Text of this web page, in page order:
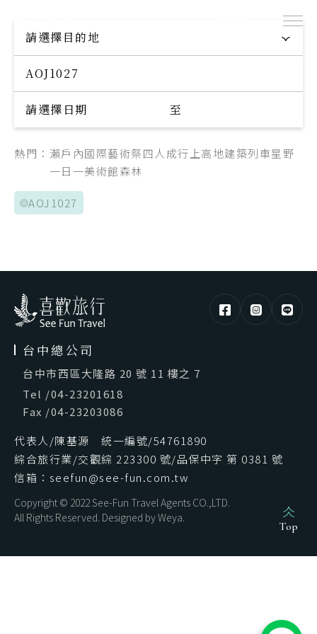
探索專屬您的旅程
Explore your trip
請選擇目的地
請選擇日期 至
熱門： 瀨戶內國際藝術祭四人成行 上高地建築列車星野
一日一美術館森林
AOJ1027
台中總公司
台中市西區大隆路 20 號 11 樓之 7
Tel /04-23201618
Fax /04-23203086
代表人/陳基源 統一編號/54761890
綜合旅行業/交觀綜 223300 號/品保中字 第 0381 號
信箱：seefun@see-fun.com.tw
Copyright © 2022 See-Fun Travel Agents CO.,LTD.
All Rights Reserved. Designed byWeya.
Top